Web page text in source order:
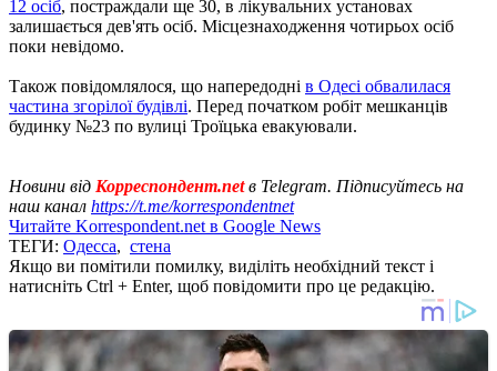
12 осіб, постраждали ще 30, в лікувальних установах
залишається дев'ять осіб. Місцезнаходження чотирьох осіб
поки невідомо.
Також повідомлялося, що напередодні в Одесі обвалилася
частина згорілої будівлі. Перед початком робіт мешканців
будинку №23 по вулиці Троїцька евакуювали.
Новини від Корреспондент.netв Telegram. Підписуйтесь на
наш канал https://t.me/korrespondentnet
Читайте Korrespondent.net в Google News
ТЕГИ: Одесса, стена
Якщо ви помітили помилку, виділіть необхідний текст і
натисніть Ctrl + Enter, щоб повідомити про це редакцію.